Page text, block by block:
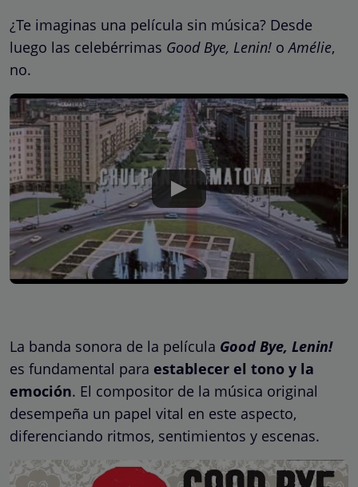
¿Te imaginas una película sin música? Desde
luego las celebérrimas Good Bye, Lenin! oAmélie,
no.
La banda sonora de la película Good Bye, Lenin!
es fundamental para establecer el tono y la
emoción. El compositor de la música original
desempeña un papel vital en este aspecto,
diferenciando ritmos, sentimientos y escenas.